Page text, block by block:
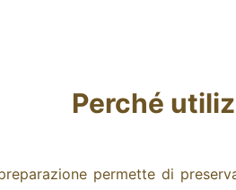
Perché
permette di